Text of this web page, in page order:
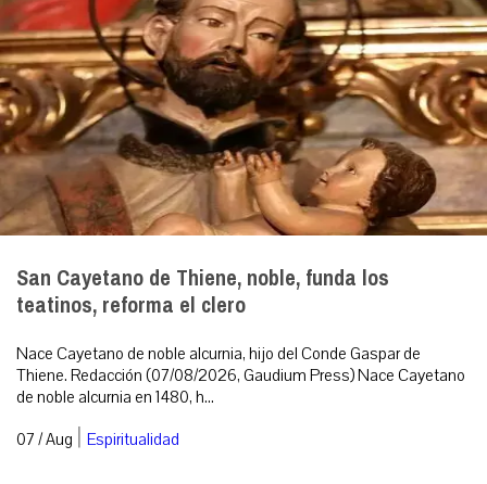
San Cayetano de Thiene, noble, funda los
teatinos, reforma el clero
Nace Cayetano de noble alcurnia, hijo del Conde Gaspar de
Thiene. Redacción (07/08/2026, Gaudium Press) Nace Cayetano
de noble alcurnia en 1480, h...
07 / Aug | Espiritualidad